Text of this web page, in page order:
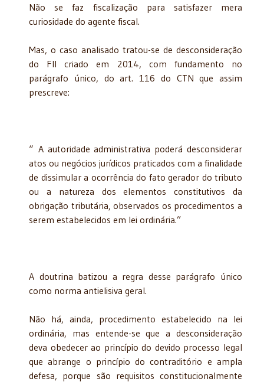
Não se faz fiscalização para satisfazer mera
curiosidade do agente fiscal.
Mas, o caso analisado tratou-se de desconsideração
do FII criado em 2014, com fundamento no
parágrafo único, do art. 116 do CTN que assim
prescreve:
“ A autoridade administrativa poderá desconsiderar
atos ou negócios jurídicos praticados com a finalidade
de dissimular a ocorrência do fato gerador do tributo
ou a natureza dos elementos constitutivos da
obrigação tributária, observados os procedimentos a
serem estabelecidos em lei ordinária.”
A doutrina batizou a regra desse parágrafo único
como norma antielisiva geral.
Não há, ainda, procedimento estabelecido na lei
ordinária, mas entende-se que a desconsideração
deva obedecer ao princípio do devido processo legal
que abrange o princípio do contraditório e ampla
defesa, porque são requisitos constitucionalmente